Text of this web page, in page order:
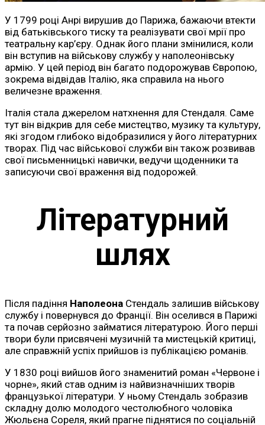
У 1799 році Анрі вирушив до Парижа, бажаючи втекти
від батьківського тиску та реалізувати свої мрії про
театральну кар’єру. Однак його плани змінилися, коли
він вступив на військову службу у наполеонівську
армію. У цей період він багато подорожував Європою,
зокрема відвідав Італію, яка справила на нього
величезне враження.
Італія стала джерелом натхнення для Стендаля. Саме
тут він відкрив для себе мистецтво, музику та культуру,
які згодом глибоко відобразилися у його літературних
творах. Під час військової служби він також розвивав
свої письменницькі навички, ведучи щоденники та
записуючи свої враження від подорожей.
Літературний
шлях
Після падіння Наполеона Стендаль залишив військову
службу і повернувся до Франції. Він оселився в Парижі
та почав серйозно займатися літературою. Його перші
твори були присвячені музичній та мистецькій критиці,
але справжній успіх прийшов із публікацією романів.
У 1830 році вийшов його знаменитий роман «Червоне і
чорне», який став одним із найвизначніших творів
французької літератури. У ньому Стендаль зобразив
складну долю молодого честолюбного чоловіка
Жюльєна Сореля, який прагне піднятися по соціальній